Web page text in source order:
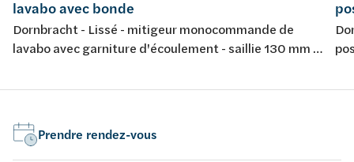
lavabo avec bonde
Dornbracht - Lissé - mitigeur monocommande de
lavabo avec garniture d'écoulement - saillie 130 mm -
Prendre rendez-vous